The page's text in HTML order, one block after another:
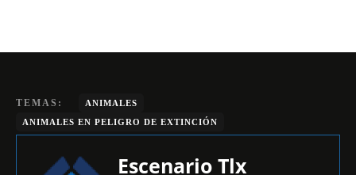
TEMAS:
ANIMALES
ANIMALES EN PELIGRO DE EXTINCIÓN
Escenario Tlx